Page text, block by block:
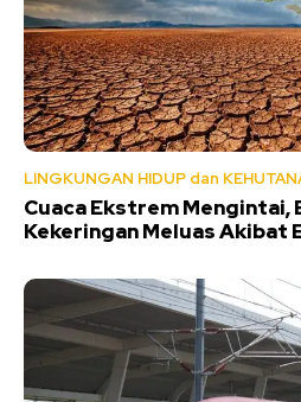
LINGKUNGAN HIDUP dan
Cuaca Ekstrem Mengintai,
Kekeringan Meluas Akibat